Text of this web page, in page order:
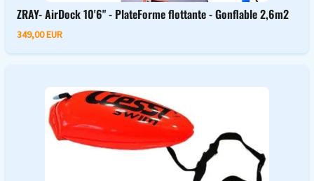
ZRAY- AirDock 10'6" - PlateForme flottante - Gonflable 2,6m2
349,00 EUR